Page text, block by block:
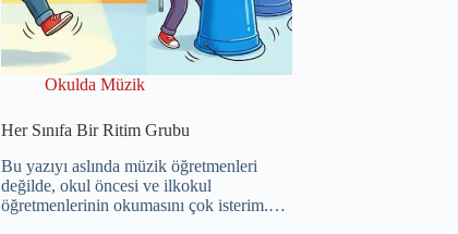
Okulda Müzik
Her Sınıfa Bir Ritim Grubu
Bu yazıyı aslında müzik öğretmenleri
değilde, okul öncesi ve ilkokul
öğretmenlerinin okumasını çok isterim.…